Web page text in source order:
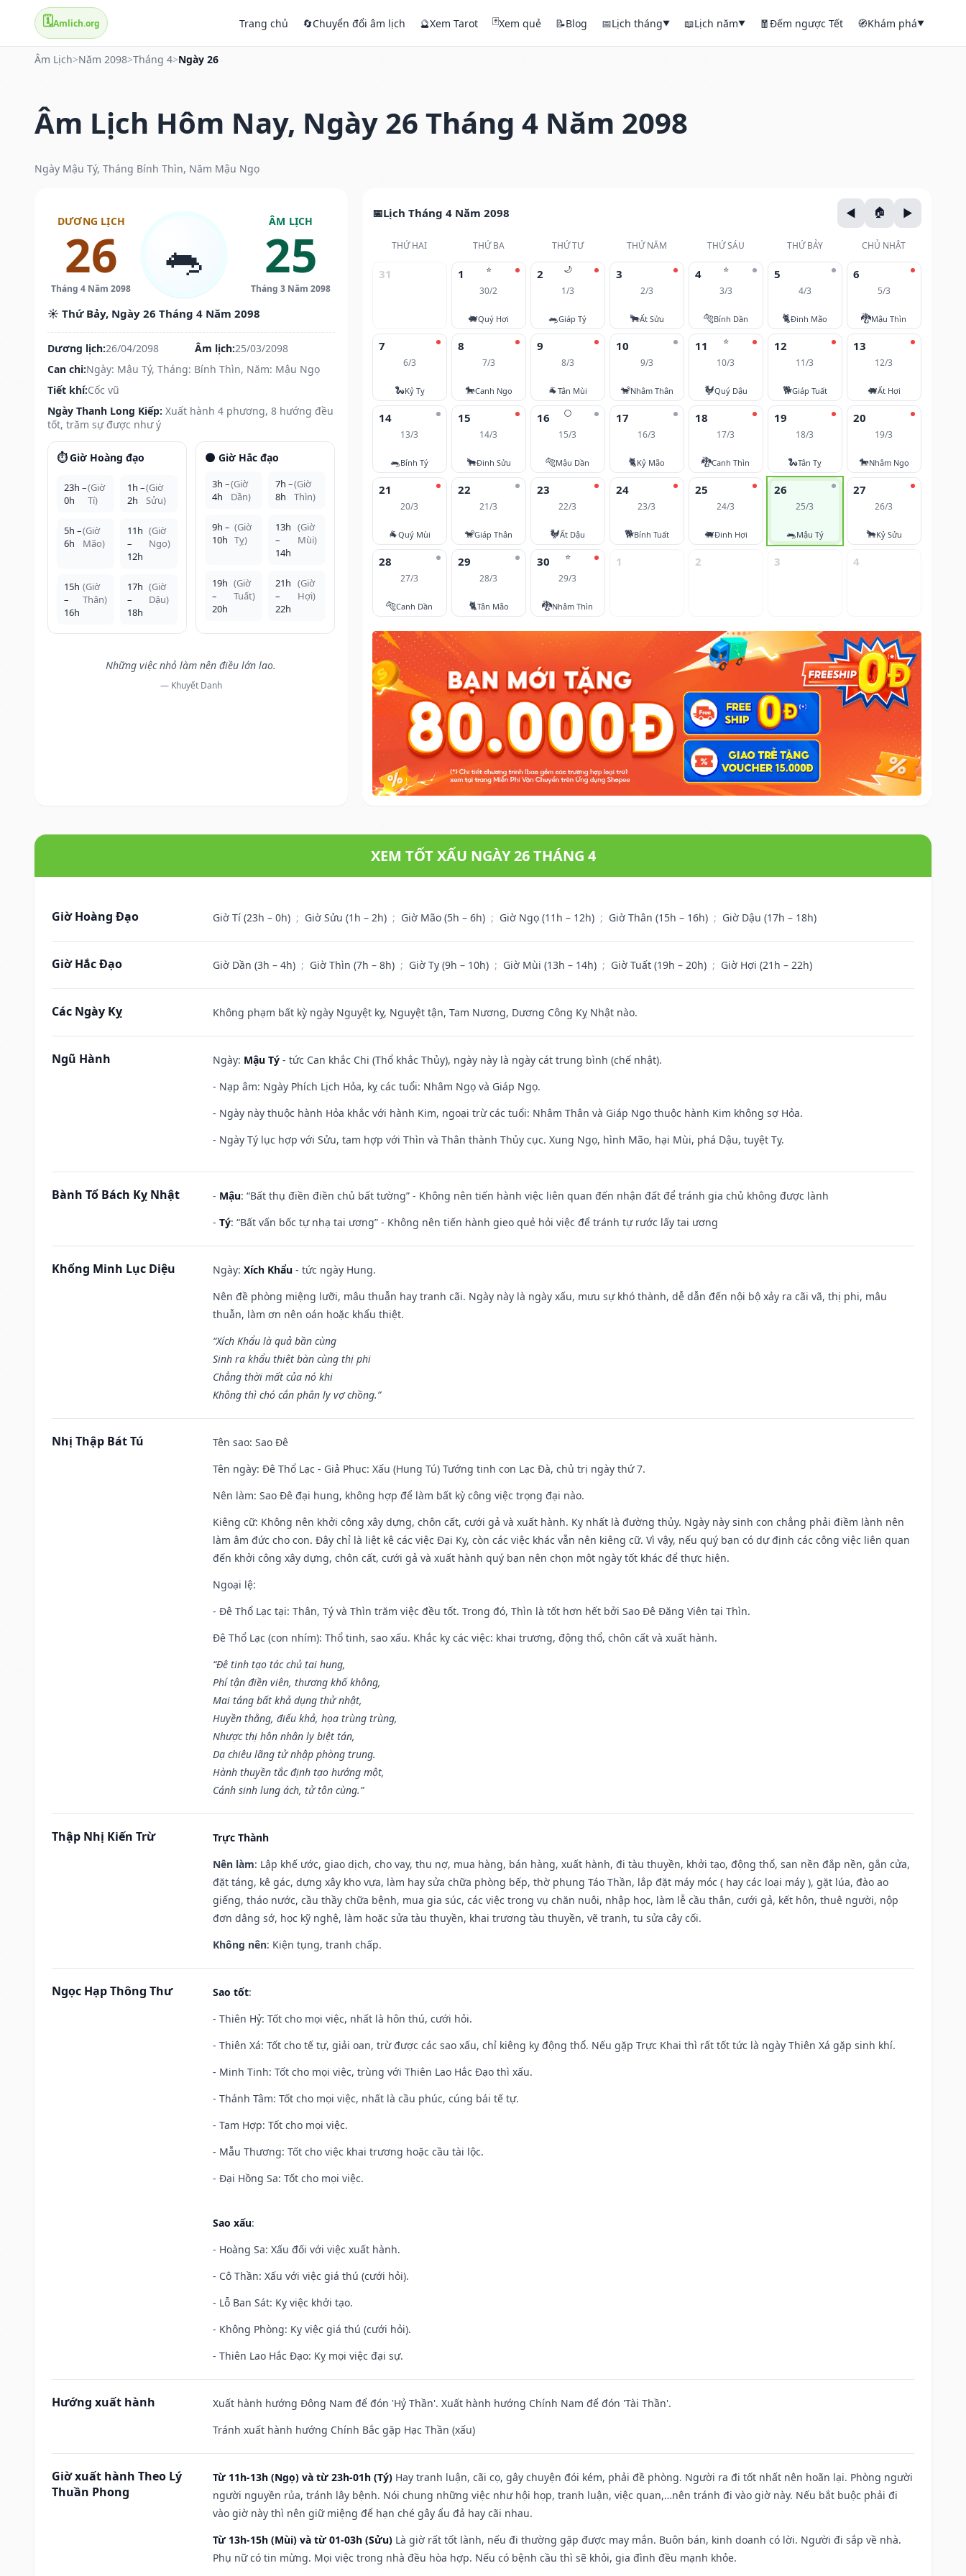
🗓️Amlich.org Trang chủ 🔄Chuyển đổi âm lịch 🔮Xem Tarot 🃏Xem quẻ 📝Blog 📅Lịch tháng▼ 📖Lịch năm▼ 🧧Đếm ngược Tết 🧭Khám phá▼
Âm Lịch>Năm 2098>Tháng 4>Ngày 26
Âm Lịch Hôm Nay, Ngày 26 Tháng 4 Năm 2098
Ngày Mậu Tý, Tháng Bính Thìn, Năm Mậu Ngọ
DƯƠNG LỊCH
26
Tháng 4 Năm 2098
🐀
ÂM LỊCH
25
Tháng 3 Năm 2098
☀️ Thứ Bảy, Ngày 26 Tháng 4 Năm 2098
Dương lịch:26/04/2098 Âm lịch:25/03/2098
Can chi:Ngày: Mậu Tý, Tháng: Bính Thìn, Năm: Mậu Ngọ
Tiết khí:Cốc vũ
Ngày Thanh Long Kiếp: Xuất hành 4 phương, 8 hướng đều
tốt, trăm sự được như ý
⏱️ Giờ Hoàng đạo
23h –
0h
(Giờ
Tí)
1h –
2h
(Giờ
Sửu)
5h –
6h
(Giờ
Mão)
11h
–
12h
(Giờ
Ngọ)
15h
–
16h
(Giờ
Thân)
17h
–
18h
(Giờ
Dậu)
🌑 Giờ Hắc đạo
3h –
4h
(Giờ
Dần)
7h –
8h
(Giờ
Thìn)
9h –
10h
(Giờ
Tỵ)
13h
–
14h
(Giờ
Mùi)
19h
–
20h
(Giờ
Tuất)
21h
–
22h
(Giờ
Hợi)
Những việc nhỏ làm nên điều lớn lao.
— Khuyết Danh
Lịch Tháng 4 Năm 2098
THỨ HAI THỨ BA THỨ TƯ THỨ NĂM THỨ SÁU THỨ BẢY CHỦ NHẬT
31 ⭐
1
30/2
🐖Quý Hợi
🌙
2
1/3
🐀Giáp Tý
3
2/3
🐂Ất Sửu
⭐
4
3/3
🐅Bính Dần
5
4/3
🐈Đinh Mão
6
5/3
🐉Mậu Thìn
7
6/3
🐍Kỷ Tỵ
8
7/3
🐎Canh Ngọ
9
8/3
🐐Tân Mùi
10
9/3
🐒Nhâm Thân
⭐
11
10/3
🐓Quý Dậu
12
11/3
🐕Giáp Tuất
13
12/3
🐖Ất Hợi
14
13/3
🐀Bính Tý
15
14/3
🐂Đinh Sửu
🌕
16
15/3
🐅Mậu Dần
17
16/3
🐈Kỷ Mão
18
17/3
🐉Canh Thìn
19
18/3
🐍Tân Tỵ
20
19/3
🐎Nhâm Ngọ
21
20/3
🐐Quý Mùi
22
21/3
🐒Giáp Thân
23
22/3
🐓Ất Dậu
24
23/3
🐕Bính Tuất
25
24/3
🐖Đinh Hợi
26
25/3
🐀Mậu Tý
27
26/3
🐂Kỷ Sửu
28
27/3
🐅Canh Dần
29
28/3
🐈Tân Mão
⭐
30
29/3
🐉Nhâm Thìn
1 2 3 4
XEM TỐT XẤU NGÀY 26 THÁNG 4
Giờ Hoàng Đạo Giờ Tí (23h – 0h) ; Giờ Sửu (1h – 2h) ; Giờ Mão (5h – 6h) ; Giờ Ngọ (11h – 12h) ; Giờ Thân (15h – 16h) ; Giờ Dậu (17h – 18h)
Giờ Hắc Đạo Giờ Dần (3h – 4h) ; Giờ Thìn (7h – 8h) ; Giờ Tỵ (9h – 10h) ; Giờ Mùi (13h – 14h) ; Giờ Tuất (19h – 20h) ; Giờ Hợi (21h – 22h)
Các Ngày Kỵ Không phạm bất kỳ ngày Nguyệt kỵ, Nguyệt tận, Tam Nương, Dương Công Kỵ Nhật nào.
Ngũ Hành Ngày: Mậu Tý - tức Can khắc Chi (Thổ khắc Thủy), ngày này là ngày cát trung bình (chế nhật).
- Nạp âm: Ngày Phích Lịch Hỏa, kỵ các tuổi: Nhâm Ngọ và Giáp Ngọ.
- Ngày này thuộc hành Hỏa khắc với hành Kim, ngoại trừ các tuổi: Nhâm Thân và Giáp Ngọ thuộc hành Kim không sợ Hỏa.
- Ngày Tý lục hợp với Sửu, tam hợp với Thìn và Thân thành Thủy cục. Xung Ngọ, hình Mão, hại Mùi, phá Dậu, tuyệt Tỵ.
Bành Tổ Bách Kỵ Nhật - Mậu: “Bất thụ điền điền chủ bất tường” - Không nên tiến hành việc liên quan đến nhận đất để tránh gia chủ không được lành
- Tý: “Bất vấn bốc tự nhạ tai ương” - Không nên tiến hành gieo quẻ hỏi việc để tránh tự rước lấy tai ương
Khổng Minh Lục Diệu Ngày: Xích Khẩu - tức ngày Hung.
Nên đề phòng miệng lưỡi, mâu thuẫn hay tranh cãi. Ngày này là ngày xấu, mưu sự khó thành, dễ dẫn đến nội bộ xảy ra cãi vã, thị phi, mâu
thuẫn, làm ơn nên oán hoặc khẩu thiệt.
“Xích Khẩu là quả bần cùng
Sinh ra khẩu thiệt bàn cùng thị phi
Chẳng thời mất của nó khi
Không thì chó cắn phân ly vợ chồng.”
Nhị Thập Bát Tú Tên sao: Sao Đê
Tên ngày: Đê Thổ Lạc - Giả Phục: Xấu (Hung Tú) Tướng tinh con Lạc Đà, chủ trị ngày thứ 7.
Nên làm: Sao Đê đại hung, không hợp để làm bất kỳ công việc trọng đại nào.
Kiêng cữ: Không nên khởi công xây dựng, chôn cất, cưới gả và xuất hành. Kỵ nhất là đường thủy. Ngày này sinh con chẳng phải điềm lành nên
làm âm đức cho con. Đây chỉ là liệt kê các việc Đại Kỵ, còn các việc khác vẫn nên kiêng cữ. Vì vậy, nếu quý bạn có dự định các công việc liên quan
đến khởi công xây dựng, chôn cất, cưới gả và xuất hành quý bạn nên chọn một ngày tốt khác để thực hiện.
Ngoại lệ:
- Đê Thổ Lạc tại: Thân, Tý và Thìn trăm việc đều tốt. Trong đó, Thìn là tốt hơn hết bởi Sao Đê Đăng Viên tại Thìn.
Đê Thổ Lạc (con nhím): Thổ tinh, sao xấu. Khắc kỵ các việc: khai trương, động thổ, chôn cất và xuất hành.
“Đê tinh tạo tác chủ tai hung,
Phí tận điền viên, thương khố không,
Mai táng bất khả dụng thử nhật,
Huyền thằng, điếu khả, họa trùng trùng,
Nhược thị hôn nhân ly biệt tán,
Dạ chiêu lãng tử nhập phòng trung.
Hành thuyền tắc định tạo hướng một,
Cánh sinh lung ách, tử tôn cùng.”
Thập Nhị Kiến Trừ
Trực Thành
Nên làm: Lập khế ước, giao dịch, cho vay, thu nợ, mua hàng, bán hàng, xuất hành, đi tàu thuyền, khởi tạo, động thổ, san nền đắp nền, gắn cửa,
đặt táng, kê gác, dựng xây kho vựa, làm hay sửa chữa phòng bếp, thờ phụng Táo Thần, lắp đặt máy móc ( hay các loại máy ), gặt lúa, đào ao
giếng, tháo nước, cầu thầy chữa bệnh, mua gia súc, các việc trong vụ chăn nuôi, nhập học, làm lễ cầu thân, cưới gả, kết hôn, thuê người, nộp
đơn dâng sớ, học kỹ nghệ, làm hoặc sửa tàu thuyền, khai trương tàu thuyền, vẽ tranh, tu sửa cây cối.
Không nên: Kiện tụng, tranh chấp.
Ngọc Hạp Thông Thư Sao tốt:
- Thiên Hỷ: Tốt cho mọi việc, nhất là hôn thú, cưới hỏi.
- Thiên Xá: Tốt cho tế tự, giải oan, trừ được các sao xấu, chỉ kiêng kỵ động thổ. Nếu gặp Trực Khai thì rất tốt tức là ngày Thiên Xá gặp sinh khí.
- Minh Tinh: Tốt cho mọi việc, trùng với Thiên Lao Hắc Đạo thì xấu.
- Thánh Tâm: Tốt cho mọi việc, nhất là cầu phúc, cúng bái tế tự.
- Tam Hợp: Tốt cho mọi việc.
- Mẫu Thương: Tốt cho việc khai trương hoặc cầu tài lộc.
- Đại Hồng Sa: Tốt cho mọi việc.
Sao xấu:
- Hoàng Sa: Xấu đối với việc xuất hành.
- Cô Thần: Xấu với việc giá thú (cưới hỏi).
- Lỗ Ban Sát: Kỵ việc khởi tạo.
- Không Phòng: Kỵ việc giá thú (cưới hỏi).
- Thiên Lao Hắc Đạo: Kỵ mọi việc đại sự.
Hướng xuất hành
Xuất hành hướng Đông Nam để đón 'Hỷ Thần'. Xuất hành hướng Chính Nam để đón 'Tài Thần'.
Tránh xuất hành hướng Chính Bắc gặp Hạc Thần (xấu)
Giờ xuất hành Theo Lý
Thuần Phong
Từ 11h-13h (Ngọ) và từ 23h-01h (Tý) Hay tranh luận, cãi cọ, gây chuyện đói kém, phải đề phòng. Người ra đi tốt nhất nên hoãn lại. Phòng người
người nguyền rủa, tránh lây bệnh. Nói chung những việc như hội họp, tranh luận, việc quan,…nên tránh đi vào giờ này. Nếu bắt buộc phải đi
vào giờ này thì nên giữ miệng để hạn ché gây ẩu đả hay cãi nhau.
Từ 13h-15h (Mùi) và từ 01-03h (Sửu) Là giờ rất tốt lành, nếu đi thường gặp được may mắn. Buôn bán, kinh doanh có lời. Người đi sắp về nhà.
Phụ nữ có tin mừng. Mọi việc trong nhà đều hòa hợp. Nếu có bệnh cầu thì sẽ khỏi, gia đình đều mạnh khỏe.